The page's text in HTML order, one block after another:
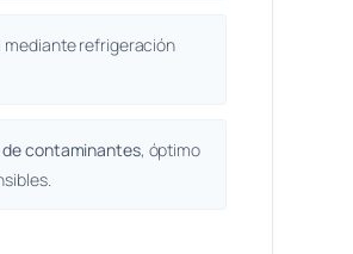
mediante refrigeración
contaminantes, óptimo